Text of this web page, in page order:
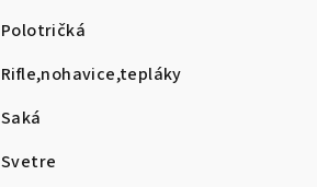
Polotričká
Rifle,nohavice,tepláky
Saká
Svetre